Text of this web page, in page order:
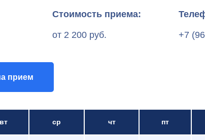
Стоимость приема:
от 2 200 руб. +7
прием
вт ср чт пт